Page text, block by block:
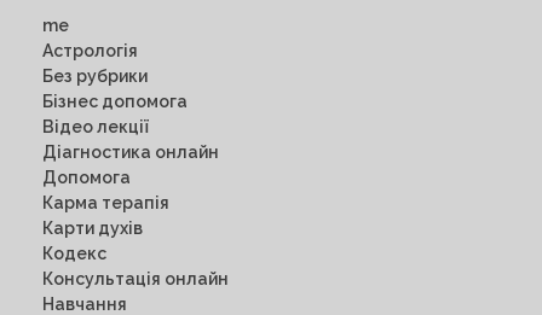
me
Астрологія
Без рубрики
Бізнес допомога
Відео лекції
Діагностика онлайн
Допомога
Карма терапія
Карти духів
Кодекс
Консультація онлайн
Навчання